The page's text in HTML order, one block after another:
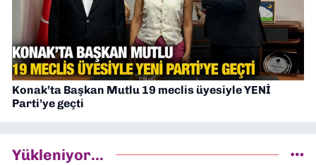
Konak’ta Başkan Mutlu 19 meclis üyesiyle YENİ
Parti’ye geçti
Yükleniyor...